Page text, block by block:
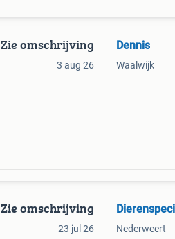
Zie omschrijving
3 aug 26
Dennis
Waalwijk
Zie omschrijving
23 jul 26 Nederweert